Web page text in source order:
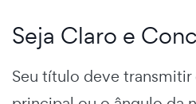
Seja Claro e
Seu título deve